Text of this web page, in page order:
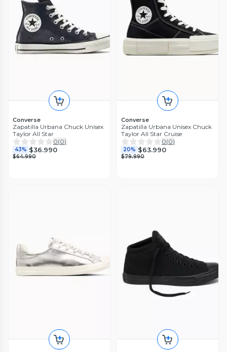
Converse
Zapatilla Urbana Chuck Unisex
Taylor All Star
0(0)
43% $36.990
$64.990
Converse
Zapatilla Urbana Unisex Chuck
Taylor All Star Cruise
0(0)
20% $63.990
$79.990